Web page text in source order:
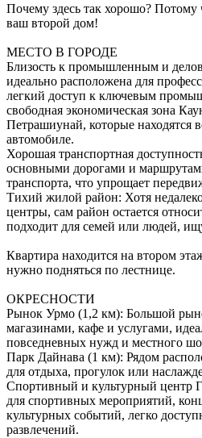
Почему здесь так хорошо?
ваш второй дом!
МЕСТО В ГОРОДЕ
Близость к промышленным и
идеально расположена для
легкий доступ к ключевым
свободная экономическая зона
Петрашиунай, которые находятся
автомобиле.
Хорошая транспортная
основными дорогами и
транспорта, что упрощает
Тихий жилой район: Хотя
центры, сам район остается
подходит для семей или людей,
Квартира находится на втором
нужно подняться по лестнице.
ОКРЕСНОСТИ
Рынок Урмо (1,2 км): Большой
магазинами, кафе и услугами,
повседневных нужд и местного
Парк Дайнава (1 км): Рядом
для отдыха, прогулок или
Спортивный и культурный центр
для спортивных мероприятий,
культурных событий, легко
развлечений.